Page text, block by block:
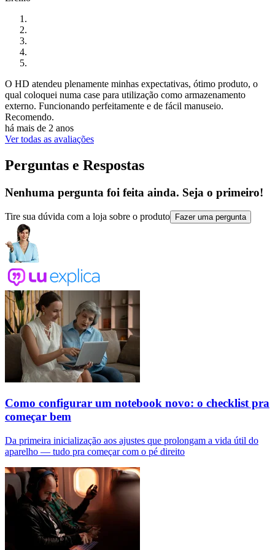
O HD atendeu plenamente minhas expectativas, ótimo produto, o
qual coloquei numa case para utilização como armazenamento
externo. Funcionando perfeitamente e de fácil manuseio.
Recomendo.
há mais de 2 anos
Ver todas as avaliações
Perguntas e Respostas
Nenhuma pergunta foi feita ainda. Seja o primeiro!
Tire sua dúvida com a loja sobre o produto Fazer uma pergunta
Como configurar um notebook novo: o checklist pra
começar bem
Da primeira inicialização aos ajustes que prolongam a vida útil do
aparelho — tudo pra começar com o pé direito